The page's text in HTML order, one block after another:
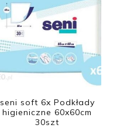
seni soft 6x Podkłady
higieniczne 60x60cm
30szt